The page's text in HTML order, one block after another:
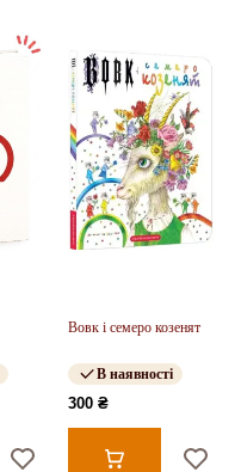
Вовк і семеро козенят
В наявності
300 ₴